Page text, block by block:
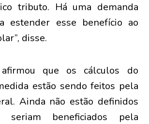
tributo. Há uma demanda
estender esse benefício ao
disse.
que os cálculos do
estão sendo feitos pela
Ainda não estão definidos
seriam beneficiados pela